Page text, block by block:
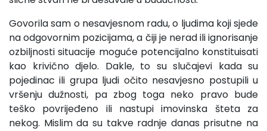
Govorila sam o nesavjesnom radu, o ljudima koji sjede
na odgovornim pozicijama, a čiji je nerad ili ignorisanje
ozbiljnosti situacije moguće potencijalno konstituisati
kao krivično djelo. Dakle, to su slučajevi kada su
pojedinac ili grupa ljudi očito nesavjesno postupili u
vršenju dužnosti, pa zbog toga neko pravo bude
teško povrijeđeno ili nastupi imovinska šteta za
nekog. Mislim da su takve radnje danas prisutne na